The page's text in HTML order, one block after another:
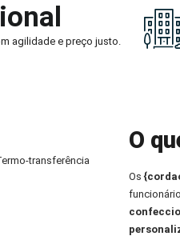
agilidade e preço justo.
transferência
O
Os